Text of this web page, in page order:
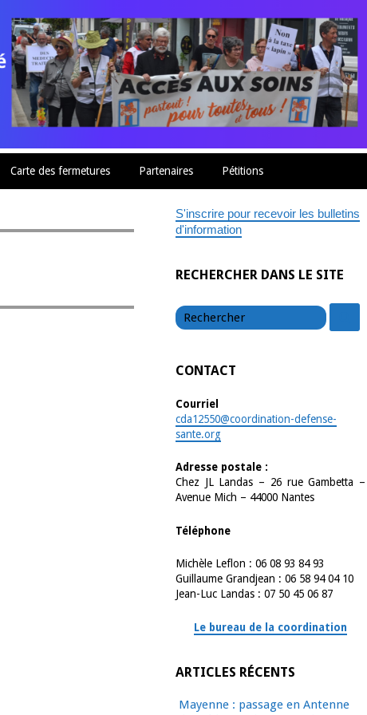
Carte des fermetures Partenaires Pétitions
S'inscrire pour recevoir les bulletins
d'information
RECHERCHER DANS LE SITE
CONTACT
Courriel
cda12550@coordination-defense-
sante.org
Adresse postale :
Chez JL Landas – 26 rue Gambetta –
Avenue Mich – 44000 Nantes
Téléphone
Michèle Leflon : 06 08 93 84 93
Guillaume Grandjean : 06 58 94 04 10
Jean-Luc Landas : 07 50 45 06 87
Le bureau de la coordination
ARTICLES RÉCENTS
Mayenne : passage en Antenne